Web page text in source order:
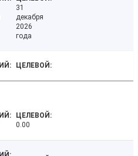
31
декабря
2026
года
0.00